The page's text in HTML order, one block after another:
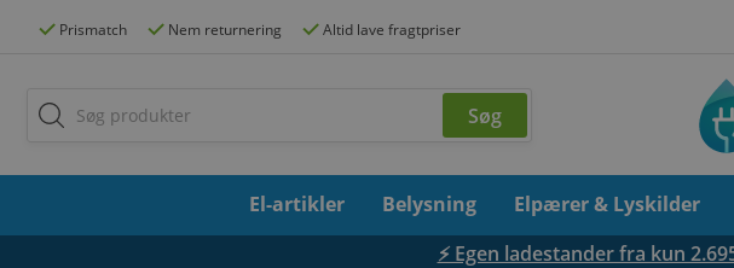
Prismatch Nem returnering Altid lave fragtpriser
El-artikler Belysning Elpærer & Lyskilder
⚡ Egen ladestander fra kun